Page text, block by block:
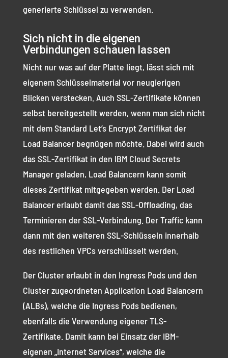
generierte Schlüssel zu verwenden.
Sich nicht in die eigenen
Verbindungen schauen lassen
Nicht nur was auf der Platte liegt, lässt sich mit
eigenem Schlüsselmaterial vor neugierigen
Blicken verstecken. Auch SSL-Zertifikate können
selbst bereitgestellt werden, wenn man sich nicht
mit dem Standard Let’s Encrypt Zertifikat der
Load Balancer begnügen möchte. Dabei wird auch
das SSL-Zertifikat in den IBM Cloud Secrets
Manager geladen, Load Balancern kann somit
dieses Zertifikat mitgegeben werden. Der Load
Balancer erlaubt damit das SSL-Offloading, das
Terminieren der SSL-Verbindung. Der Traffic kann
dann mit den weiteren SSL-Schlüsseln innerhalb
des restlichen VPCs verschlüsselt werden.
Der Cluster erlaubt in den Ingress Pods und den
Cluster zugeordneten Application Load Balancern
(ALBs), welche die Ingress Pods bedienen,
ebenfalls die Verwendung eigener TLS-
Zertifikate. Damit kann bei Einsatz der IBM-
eigenen „Internet Services“, welche die